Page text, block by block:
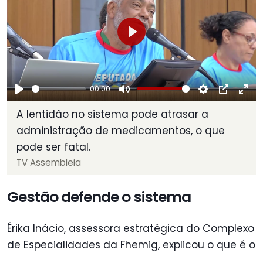
Play
00:00
Mute Settings
PIP
Play
A lentidão no sistema pode atrasar a
administração de medicamentos, o que
pode ser fatal.
TV Assembleia
Gestão defende o sistema
Érika Inácio, assessora estratégica do Complexo
de Especialidades da Fhemig, explicou o que é o